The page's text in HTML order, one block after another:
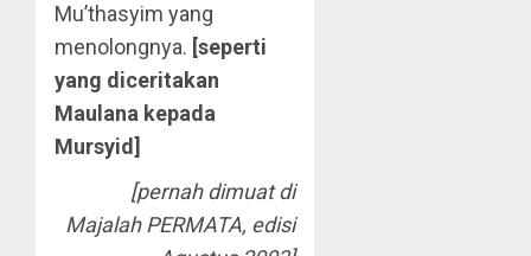
Mu’thasyim yang
menolongnya. [seperti
yang diceritakan
Maulana kepada
Mursyid]
[pernah dimuat di
Majalah PERMATA, edisi